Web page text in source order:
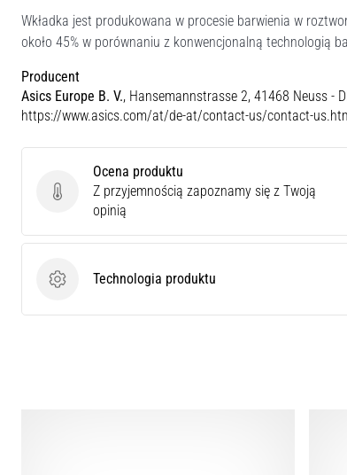
Wkładka jest produkowana w procesie barwienia w
około 45% w porównaniu z konwencjonalną technologią
Producent
Asics Europe B. V., Hansemannstrasse 2, 41468 Neuss -
https://www.asics.com/at/de-at/contact-us/contact-
Ocena produktu
Ocena produktu
Z przyjemnością zapoznamy się z Twoją
opinią
Technologia produktu
Technologia produktu